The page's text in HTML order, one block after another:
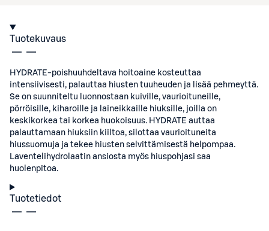
Tuotekuvaus
HYDRATE-poishuuhdeltava hoitoaine kosteuttaa
intensiivisesti, palauttaa hiusten tuuheuden ja lisää pehmeyttä.
Se on suunniteltu luonnostaan kuiville, vaurioituneille,
pörröisille, kiharoille ja laineikkaille hiuksille, joilla on
keskikorkea tai korkea huokoisuus. HYDRATE auttaa
palauttamaan hiuksiin kiiltoa, silottaa vaurioituneita
hiussuomuja ja tekee hiusten selvittämisestä helpompaa.
Laventelihydrolaatin ansiosta myös hiuspohjasi saa
huolenpitoa.
Tuotetiedot